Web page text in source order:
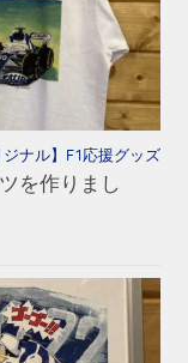
ジナル】F1応援グッズ
を作りまし